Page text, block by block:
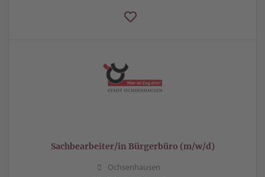
Sachbearbeiter/in Bürgerbüro (m/w/d)
Ochsenhausen